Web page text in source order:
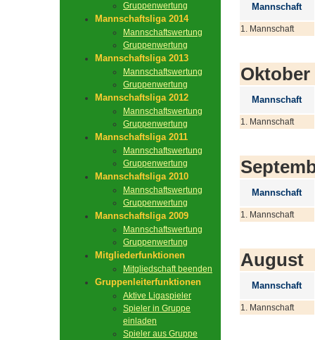
Gruppenwertung
Mannschaftsliga 2014
Mannschaftswertung
Gruppenwertung
Mannschaftsliga 2013
Mannschaftswertung
Gruppenwertung
Mannschaftsliga 2012
Mannschaftswertung
Gruppenwertung
Mannschaftsliga 2011
Mannschaftswertung
Gruppenwertung
Mannschaftsliga 2010
Mannschaftswertung
Gruppenwertung
Mannschaftsliga 2009
Mannschaftswertung
Gruppenwertung
Mitgliederfunktionen
Mitgliedschaft beenden
Gruppenleiterfunktionen
Aktive Ligaspieler
Spieler in Gruppe
einladen
Spieler aus Gruppe
Mannschaft
1. Mannschaft
Oktober
Mannschaft
1. Mannschaft
Mannschaft
1. Mannschaft
August
Mannschaft
1. Mannschaft